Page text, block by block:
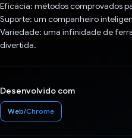
Eficácia: métodos comprovados
Suporte: um companheiro
Variedade: uma infinidade de
divertida.
Desenvolvido com
Web/Chrome